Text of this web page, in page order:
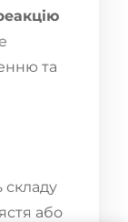
та
складу
або